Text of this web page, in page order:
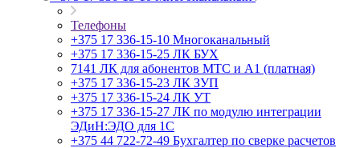
Телефоны
+375 17 336-15-10 Многоканальный
+375 17 336-15-25 ЛК БУХ
7141 ЛК для абонентов МТС и А1 (платная)
+375 17 336-15-23 ЛК ЗУП
+375 17 336-15-24 ЛК УТ
+375 17 336-15-27 ЛК по модулю интеграции
ЭДиН:ЭДО для 1С
+375 44 722-72-49 Бухгалтер по сверке расчетов